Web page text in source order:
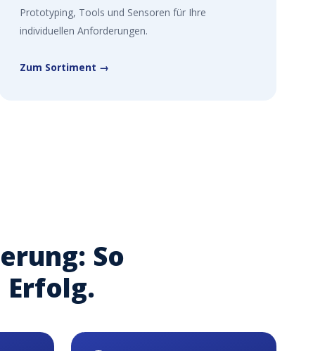
Prototyping, Tools und Sensoren für Ihre
individuellen Anforderungen.
Zum Sortiment →
So